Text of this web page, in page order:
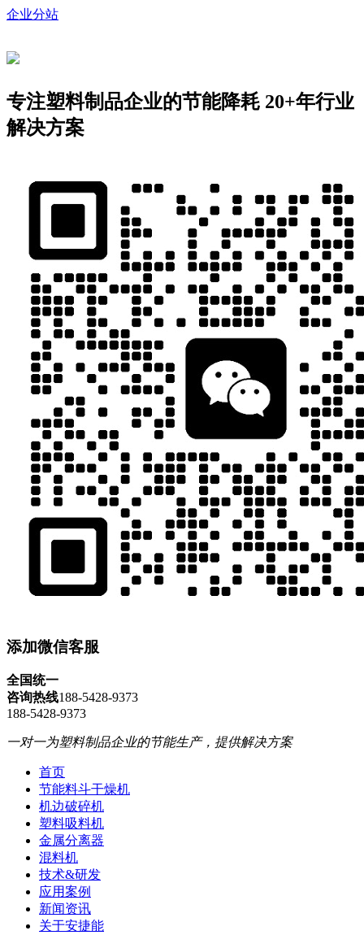
企业分站
专注塑料制品企业的节能降耗 20+年行业
解决方案
添加微信客服
全国统一
咨询热线188-5428-9373
188-5428-9373
一对一为塑料制品企业的节能生产，提供解决方案
首页
节能料斗干燥机
机边破碎机
塑料吸料机
金属分离器
混料机
技术&研发
应用案例
新闻资讯
关于安捷能